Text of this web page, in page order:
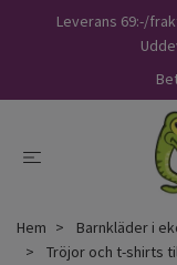
Leverans 69:-/
Hem
Barnkläder i
Tröjor och t-shirts